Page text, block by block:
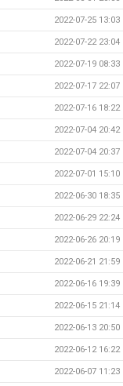
2022-07-25 13:03
2022-07-22 23:04
2022-07-19 08:33
2022-07-17 22:07
2022-07-16 18:22
2022-07-04 20:42
2022-07-04 20:37
2022-07-01 15:10
2022-06-30 18:35
2022-06-29 22:24
2022-06-26 20:19
2022-06-21 21:59
2022-06-16 19:39
2022-06-15 21:14
2022-06-13 20:50
2022-06-12 16:22
2022-06-07 11:23